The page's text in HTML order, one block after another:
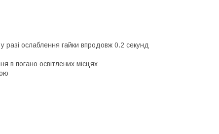
ослаблення гайки впродовж 0.2 секунд
в погано освітлених місцях